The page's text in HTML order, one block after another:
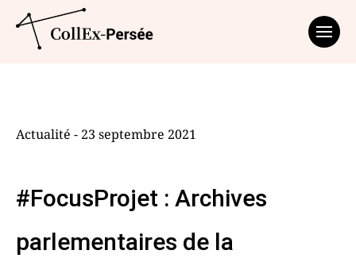
Actualité - 23 septembre 2021
#FocusProjet : Archives
parlementaires de la